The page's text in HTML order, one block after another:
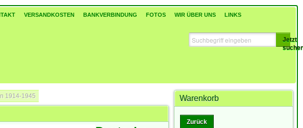
VERSANDKOSTEN BANKVERBINDUNG FOTOS WIR ÜBER UNS LINKS
Jetzt
Warenkorb
Zurück
1914-1945